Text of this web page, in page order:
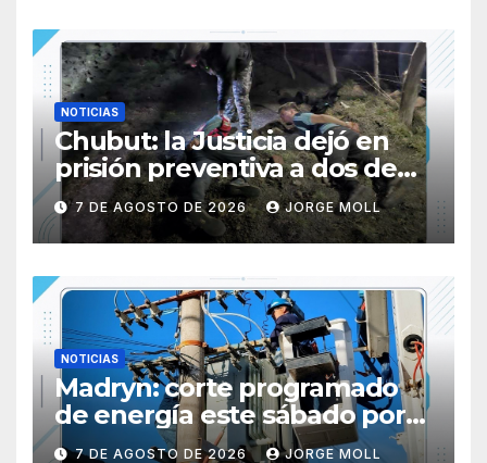
NOTICIAS
Chubut: la Justicia dejó en
prisión preventiva a dos de
los tres individuos
sorprendidos con un dron
mientras robaban ovinos
7 DE AGOSTO DE 2026 JORGE MOLL
NOTICIAS
Madryn: corte programado
de energía este sábado por
obras en la Subestación N° 5
7 DE AGOSTO DE 2026 JORGE MOLL